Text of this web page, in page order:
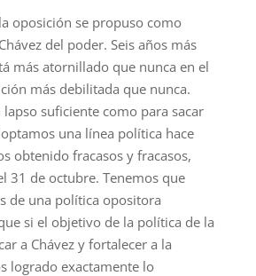
oposición se propuso como
del poder. Seis años más
más atornillado que nunca en el
más debilitada que nunca.
lapso suficiente como para sacar
una línea política hace
obtenido fracasos y fracasos,
31 de octubre. Tenemos que
de una política opositora
si el objetivo de la política de la
a Chávez y fortalecer a la
logrado exactamente lo